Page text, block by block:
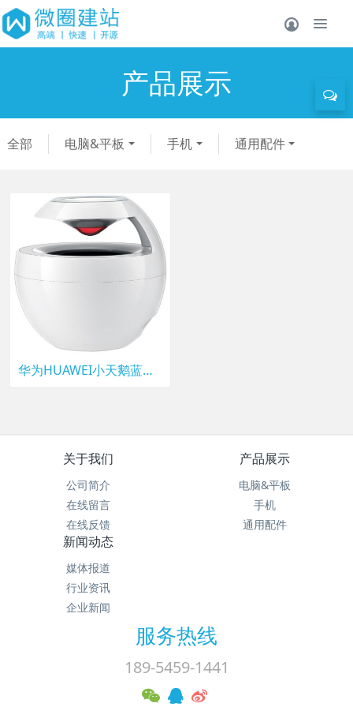
产品展示
全部 电脑&平板 手机 通用配件
华为HUAWEI小天鹅蓝牙音箱
关于我们
公司简介
在线留言
在线反馈
产品展示
电脑&平板
手机
通用配件
新闻动态
媒体报道
行业资讯
企业新闻
服务热线
189-5459-1441